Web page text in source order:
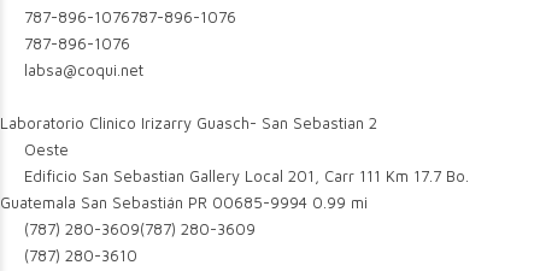
787-896-1076787-896-1076
787-896-1076
labsa@coqui.net
Laboratorio Clinico Irizarry Guasch- San Sebastian 2
Oeste
Edificio San Sebastian Gallery Local 201, Carr 111 Km 17.7 Bo.
Guatemala San Sebastián PR 00685-9994 0.99 mi
(787) 280-3609(787) 280-3609
(787) 280-3610